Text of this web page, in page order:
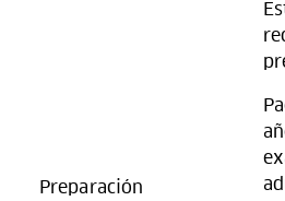
Preparación